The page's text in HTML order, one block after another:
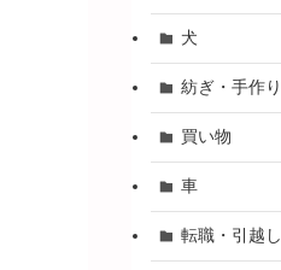
犬
紡ぎ・手作り
買い物
車
転職・引越し